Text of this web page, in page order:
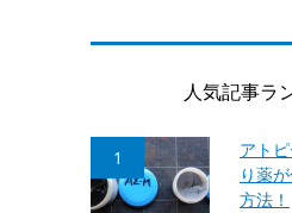
人気記事ラ
1
アト
り薬
方法！